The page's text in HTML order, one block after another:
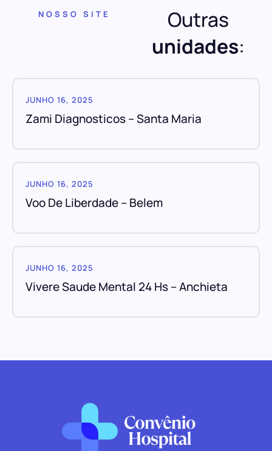
NOSSO SITE
Outras
unidades:
JUNHO 16, 2025
Zami Diagnosticos – Santa Maria
JUNHO 16, 2025
Voo De Liberdade – Belem
JUNHO 16, 2025
Vivere Saude Mental 24 Hs – Anchieta